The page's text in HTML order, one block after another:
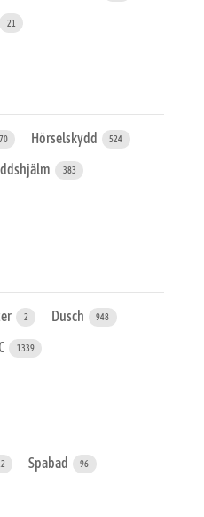
21
Hörselskydd 524
383
2 Dusch 948
1339
Spabad 96